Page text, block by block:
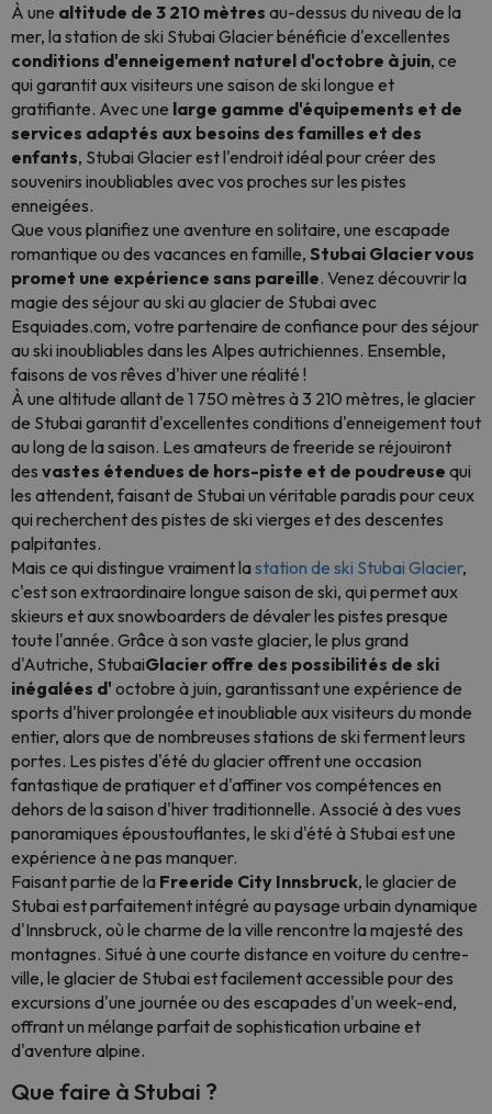
À une altitude de 3 210 mètres au-dessus du niveau de la
mer, la station de ski Stubai Glacier bénéficie d'excellentes
conditions d'enneigement naturel d'octobre à juin, ce
qui garantit aux visiteurs une saison de ski longue et
gratifiante. Avec une large gamme d'équipements et de
services adaptés aux besoins des familles et des
enfants, Stubai Glacier est l'endroit idéal pour créer des
souvenirs inoubliables avec vos proches sur les pistes
enneigées.
Que vous planifiez une aventure en solitaire, une escapade
romantique ou des vacances en famille, Stubai Glacier vous
promet une expérience sans pareille. Venez découvrir la
magie des séjour au ski au glacier de Stubai avec
Esquiades.com, votre partenaire de confiance pour des séjour
au ski inoubliables dans les Alpes autrichiennes. Ensemble,
faisons de vos rêves d'hiver une réalité !
À une altitude allant de 1 750 mètres à 3 210 mètres, le glacier
de Stubai garantit d'excellentes conditions d'enneigement tout
au long de la saison. Les amateurs de freeride se réjouiront
des vastes étendues de hors-piste et de poudreuse qui
les attendent, faisant de Stubai un véritable paradis pour ceux
qui recherchent des pistes de ski vierges et des descentes
palpitantes.
Mais ce qui distingue vraiment lastation de ski Stubai Glacier,
c'est son extraordinaire longue saison de ski, qui permet aux
skieurs et aux snowboarders de dévaler les pistes presque
toute l'année. Grâce à son vaste glacier, le plus grand
d'Autriche, StubaiGlacier offre des possibilités de ski
inégalées d' octobre à juin, garantissant une expérience de
sports d'hiver prolongée et inoubliable aux visiteurs du monde
entier, alors que de nombreuses stations de ski ferment leurs
portes. Les pistes d'été du glacier offrent une occasion
fantastique de pratiquer et d'affiner vos compétences en
dehors de la saison d'hiver traditionnelle. Associé à des vues
panoramiques époustouflantes, le ski d'été à Stubai est une
expérience à ne pas manquer.
Faisant partie de la Freeride City Innsbruck, le glacier de
Stubai est parfaitement intégré au paysage urbain dynamique
d'Innsbruck, où le charme de la ville rencontre la majesté des
montagnes. Situé à une courte distance en voiture du centre-
ville, le glacier de Stubai est facilement accessible pour des
excursions d'une journée ou des escapades d'un week-end,
offrant un mélange parfait de sophistication urbaine et
d'aventure alpine.
Que faire à Stubai ?